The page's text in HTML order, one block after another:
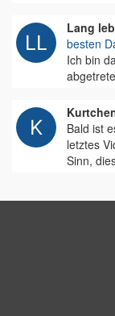
Lang
besten
Ich bin
Bald ist
letztes
Sinn,